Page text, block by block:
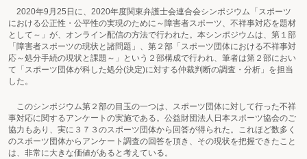
2020年9月25日に、2020年度関東弁護士会連合会シンポジウム「スポーツ
における公正性・公平性の実現のために～障害者スポーツ、不祥事対応を題材
として～」が、オンライン配信の方法で行われた。本シンポジウムは、第１部
「障害者スポーツの現状と諸問題」、第２部「スポーツ団体における不祥事対
応～処分手続の現状と課題～」という２部構成で行われ、筆者は第２部におい
て「スポーツ団体が科した処分(決定)に対する仲裁判断の調査・分析」を担当
した。
このシンポジウム第２部の目玉の一つは、スポーツ団体に対して行った不祥
事対応に関するアンケートの実施である。公益財団法人日本スポーツ協会のご
協力もあり、実に３７３のスポーツ団体から回答が得られた。これほど数多く
のスポーツ団体からアンケート調査の回答を頂き、その現状を把握できたこと
は、非常に大きな価値があると考えている。